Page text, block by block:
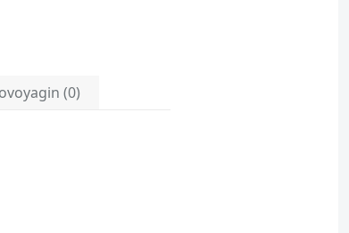
(0)